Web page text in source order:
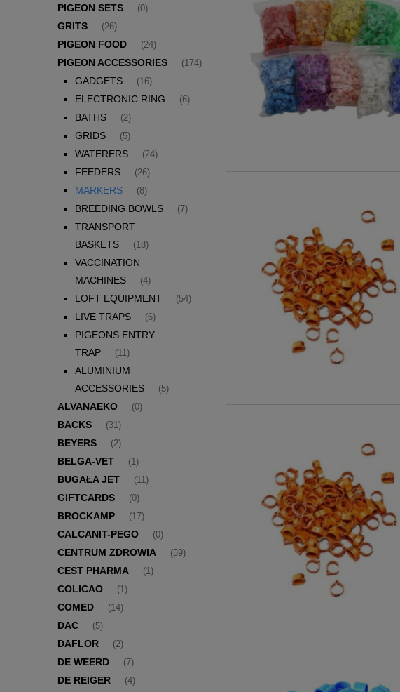
PIGEON SETS (0)
GRITS (26)
PIGEON FOOD (24)
PIGEON ACCESSORIES (174)
GADGETS (16)
ELECTRONIC RING (6)
BATHS (2)
GRIDS (5)
WATERERS (24)
FEEDERS (26)
MARKERS (8)
BREEDING BOWLS (7)
TRANSPORT
BASKETS
(18)
VACCINATION
MACHINES
(4)
LOFT EQUIPMENT (54)
LIVE TRAPS (6)
PIGEONS ENTRY
TRAP
(11)
ALUMINIUM
ACCESSORIES
(5)
ALVANAEKO (0)
BACKS (31)
BEYERS (2)
BELGA-VET (1)
BUGAŁA JET (11)
GIFTCARDS (0)
BROCKAMP (17)
CALCANIT-PEGO (0)
CENTRUM ZDROWIA (59)
CEST PHARMA (1)
COLICAO (1)
COMED (14)
DAC (5)
DAFLOR (2)
DE WEERD (7)
DE REIGER (4)